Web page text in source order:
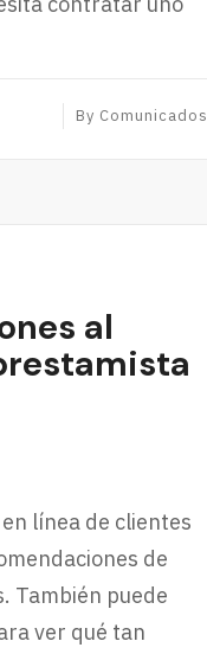
By Comunicados
al
línea de clientes
de
También puede
ver qué tan